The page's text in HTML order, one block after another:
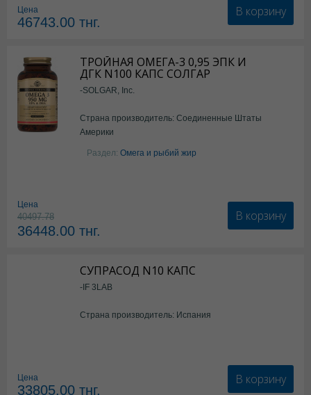
Цена
46743.00 тнг.
В корзину
ТРОЙНАЯ ОМЕГА-3 0,95 ЭПК И
ДГК N100 КАПС СОЛГАР
-SOLGAR, Inc.
Страна производитель: Соединенные Штаты
Америки
Раздел: Омега и рыбий жир
Цена
40497.78
36448.00 тнг.
В корзину
СУПРАСОД N10 КАПС
-IF 3LAB
Страна производитель: Испания
Цена
33805.00 тнг.
В корзину